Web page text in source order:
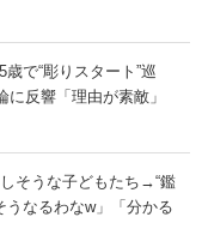
で“彫りスタート”巡
反響「理由が素敵」
そうな子どもたち→“鑑
うなるわなw」「分かる